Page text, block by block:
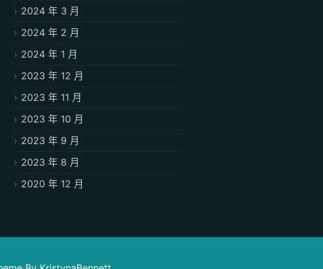
2024 年 3 月
2024 年 2 月
2024 年 1 月
2023 年 12 月
2023 年 11 月
2023 年 10 月
2023 年 9 月
2023 年 8 月
2020 年 12 月